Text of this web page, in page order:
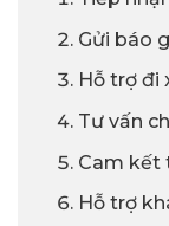
Gửi báo
Hỗ trợ đi
Tư vấn
Cam kết
Hỗ trợ